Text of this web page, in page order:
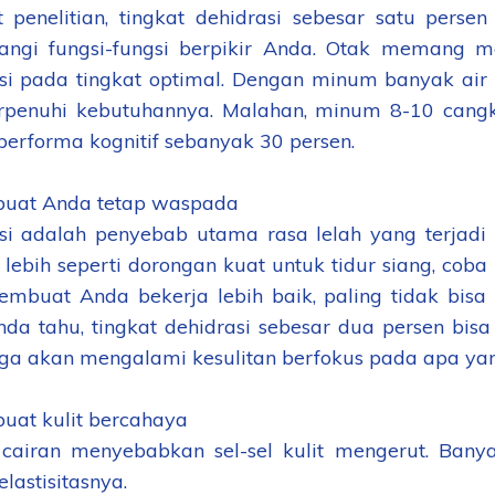
penelitian, tingkat dehidrasi sebesar satu
fungsi-fungsi berpikir Anda. Otak memang
pada tingkat optimal. Dengan minum banyak
kebutuhannya. Malahan, minum 8-10
kognitif sebanyak 30 persen.
Anda tetap waspada
adalah penyebab utama rasa lelah yang
lebih seperti dorongan kuat untuk tidur siang,
Anda bekerja lebih baik, paling tidak bisa
tahu, tingkat dehidrasi sebesar dua persen
akan mengalami kesulitan berfokus pada apa
kulit bercahaya
menyebabkan sel-sel kulit mengerut.